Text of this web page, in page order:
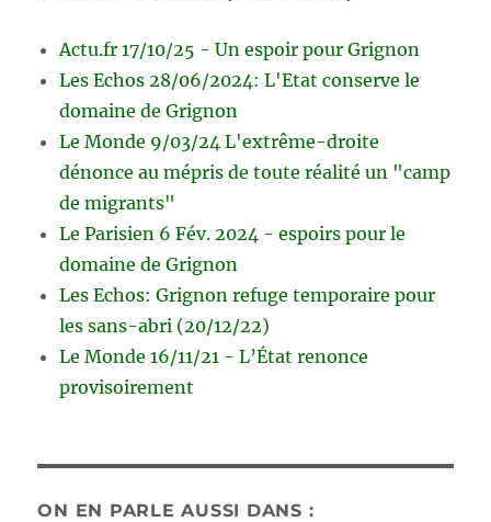
Actu.fr 17/10/25 - Un espoir pour Grignon
Les Echos 28/06/2024: L'Etat conserve le
domaine de Grignon
Le Monde 9/03/24 L'extrême-droite
dénonce au mépris de toute réalité un "camp
de migrants"
Le Parisien 6 Fév. 2024 - espoirs pour le
domaine de Grignon
Les Echos: Grignon refuge temporaire pour
les sans-abri (20/12/22)
Le Monde 16/11/21 - L’État renonce
provisoirement
ON EN PARLE AUSSI DANS :